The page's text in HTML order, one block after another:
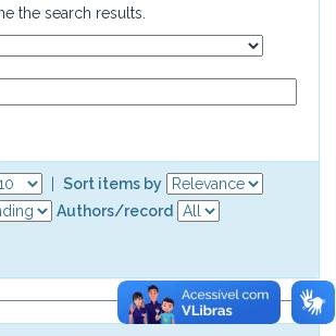
the search results.
Sort items by
Authors/record